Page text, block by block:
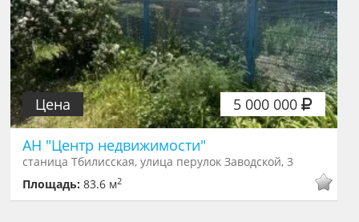
5 000 000
Цена
АН "Центр недвижимости"
станица Тбилисская, улица перулок Заводской, 3
Площадь:83.6 м2